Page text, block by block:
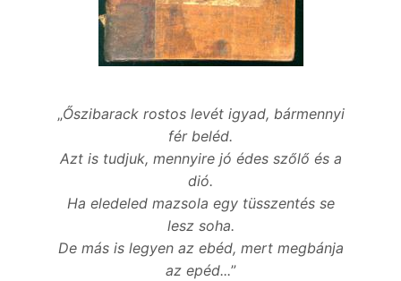
„Őszibarack rostos levét igyad, bármennyi
fér beléd.
Azt is tudjuk, mennyire jó édes szőlő és a
dió.
Ha eledeled mazsola egy tüsszentés se
lesz soha.
De más is legyen az ebéd, mert megbánja
az epéd...”